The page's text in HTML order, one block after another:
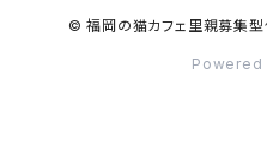
© 福岡の猫カフェ里親募
Powered